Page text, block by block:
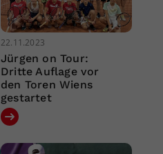
22.11.2023
Jürgen on Tour:
Dritte Auflage vor
den Toren Wiens
gestartet